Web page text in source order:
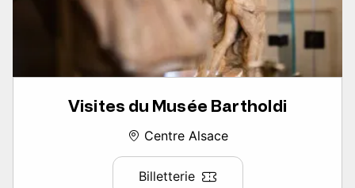
Visites du Musée Bartholdi
Centre Alsace
Billetterie